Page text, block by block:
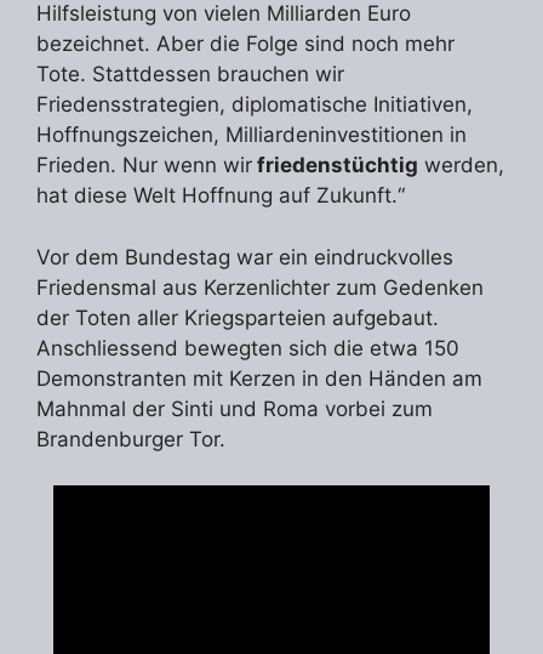
Hilfsleistung von vielen Milliarden Euro
bezeichnet. Aber die Folge sind noch mehr
Tote. Stattdessen brauchen wir
Friedensstrategien, diplomatische Initiativen,
Hoffnungszeichen, Milliardeninvestitionen in
Frieden. Nur wenn wir friedenstüchtig werden,
hat diese Welt Hoffnung auf Zukunft.“
Vor dem Bundestag war ein eindruckvolles
Friedensmal aus Kerzenlichter zum Gedenken
der Toten aller Kriegsparteien aufgebaut.
Anschliessend bewegten sich die etwa 150
Demonstranten mit Kerzen in den Händen am
Mahnmal der Sinti und Roma vorbei zum
Brandenburger Tor.